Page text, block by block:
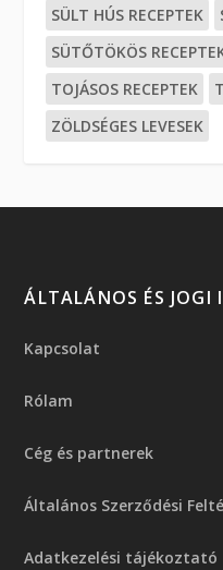
SÜLT HÚS RECEPTEK
SÜTŐTÖKÖS
TOJÁSOS RECEPTEK
ZÖLDSÉGES LEVESEK
ÁLTALÁNOS ÉS JOGI
Kapcsolat
Rólam
Cég és partnerek
Általános Szerződési
Adatkezelési tájékoztató